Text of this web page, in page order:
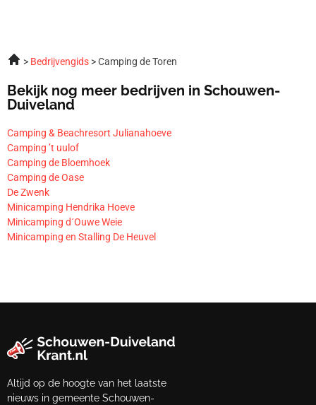
Bedrijvengids Camping de Toren
Bekijk nog meer bedrijven in Schouwen-
Duiveland
Camping & Beachresort Julianahoeve
Camping ’t uulof
Camping de Bloemhoek
Camping de Oase
De Zwenk
Minicamping Hendrika Hoeve
Minicamping d´Ouwe Weie
Minicamping en Stalling De Heuvel
Altijd op de hoogte van het laatste
nieuws in gemeente Schouwen-